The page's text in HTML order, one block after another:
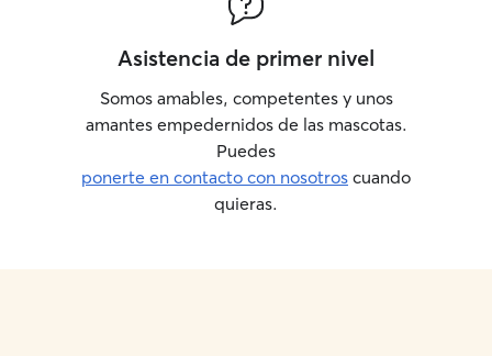
Asistencia de primer nivel
Somos amables, competentes y unos
amantes empedernidos de las mascotas.
Puedes
ponerte en contacto con nosotros cuando
quieras.